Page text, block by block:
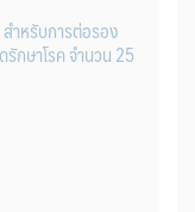
ำหรับการต่อรอง
กษาโรค จำนวน 25